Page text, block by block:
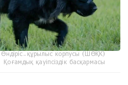
құрылыс корпусы (ШӨҚК)
Қоғамдық қауіпсіздік басқармасы